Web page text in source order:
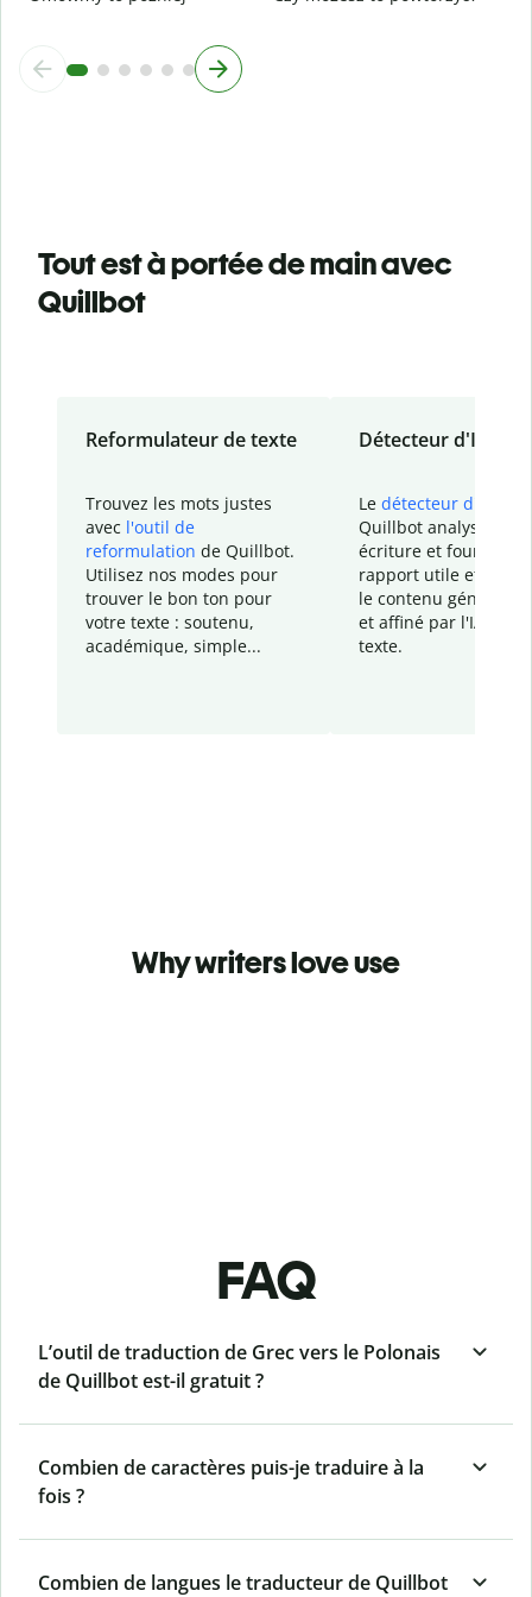
Tout est à portée de main avec
Quillbot
Reformulateur de texte
Trouvez les mots justes
avec l'outil de
reformulation de Quillbot.
Utilisez nos modes pour
trouver le bon ton pour
votre texte : soutenu,
académique, simple...
Détecteur d'IA
Le détecteur d'IA
Quillbot analyse votre
écriture et fournit un
rapport utile et
le contenu généré
et affiné par l'IA
texte.
Why writers love use
FAQ
L’outil de traduction de Grec vers le Polonais
de Quillbot est-il gratuit ?
Combien de caractères puis-je traduire à la
fois ?
Combien de langues le traducteur de Quillbot